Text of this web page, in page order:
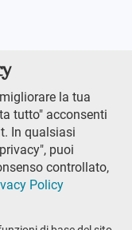
la tua
tutto" acconsenti
In qualsiasi
puoi
controllato,
Policy